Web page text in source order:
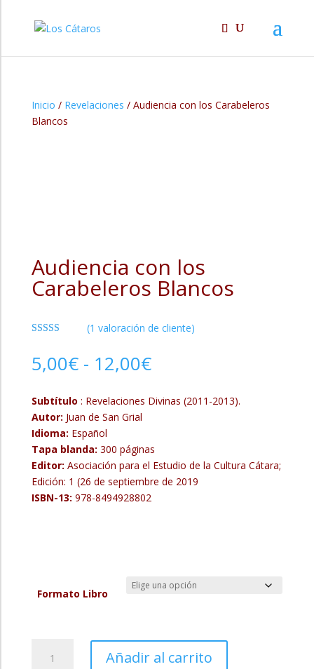
Inicio / Revelaciones / Audiencia con los Carabeleros
Blancos
Audiencia con los
Carabeleros Blancos
base a
valoración
(1 valoración de cliente)
5,00€ - 12,00€Rango
de
precios:
desde
hasta
12,00€
Subtítulo : Revelaciones Divinas (2011-2013).
Autor: Juan de San Grial
Idioma: Español
Tapa blanda: 300 páginas
Editor: Asociación para el Estudio de la Cultura Cátara;
Edición: 1 (26 de septiembre de 2019
ISBN-13: 978-8494928802
Formato Libro
Añadir al carrito